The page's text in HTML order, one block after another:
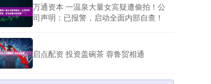
万通资本 一温泉大量女宾疑遭偷拍！公
司声明：已报警，启动全面内部自查！
启点配资 投资盖碗茶 蓉鲁贸相通